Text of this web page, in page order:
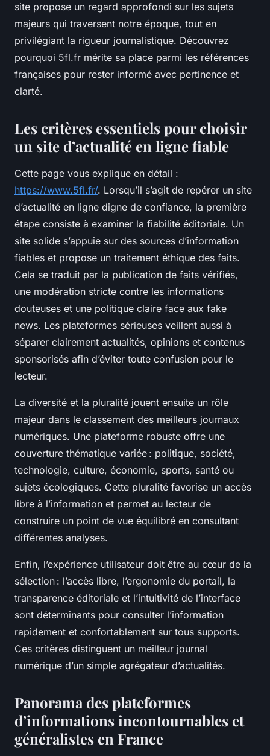
site propose un regard approfondi sur les sujets
majeurs qui traversent notre époque, tout en
privilégiant la rigueur journalistique. Découvrez
pourquoi 5fl.fr mérite sa place parmi les références
françaises pour rester informé avec pertinence et
clarté.
Les critères essentiels pour choisir
un site d’actualité en ligne fiable
Cette page vous explique en détail :
https://www.5fl.fr/. Lorsqu’il s’agit de repérer un site
d’actualité en ligne digne de confiance, la première
étape consiste à examiner la fiabilité éditoriale. Un
site solide s’appuie sur des sources d’information
fiables et propose un traitement éthique des faits.
Cela se traduit par la publication de faits vérifiés,
une modération stricte contre les informations
douteuses et une politique claire face aux fake
news. Les plateformes sérieuses veillent aussi à
séparer clairement actualités, opinions et contenus
sponsorisés afin d’éviter toute confusion pour le
lecteur.
La diversité et la pluralité jouent ensuite un rôle
majeur dans le classement des meilleurs journaux
numériques. Une plateforme robuste offre une
couverture thématique variée : politique, société,
technologie, culture, économie, sports, santé ou
sujets écologiques. Cette pluralité favorise un accès
libre à l’information et permet au lecteur de
construire un point de vue équilibré en consultant
différentes analyses.
Enfin, l’expérience utilisateur doit être au cœur de la
sélection : l’accès libre, l’ergonomie du portail, la
transparence éditoriale et l’intuitivité de l’interface
sont déterminants pour consulter l’information
rapidement et confortablement sur tous supports.
Ces critères distinguent un meilleur journal
numérique d’un simple agrégateur d’actualités.
Panorama des plateformes
d’informations incontournables et
généralistes en France